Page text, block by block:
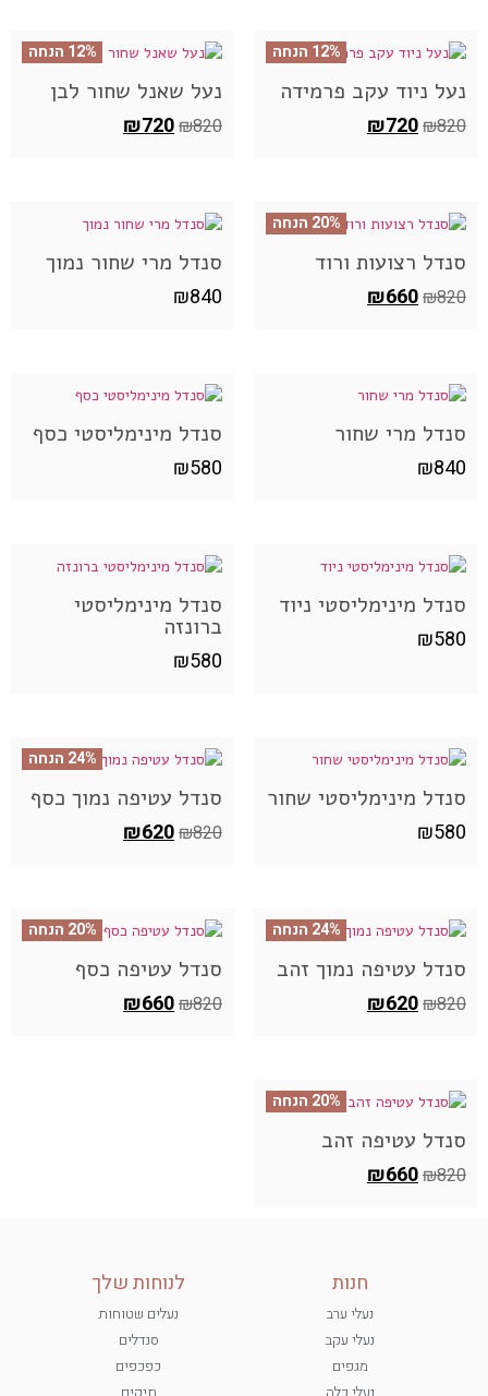
12% הנחה
נעל ניוד עקב פרמידה
₪820
₪720
12% הנחה
נעל שאנל שחור לבן
₪820
₪720
20% הנחה
סנדל רצועות ורוד
₪820
₪660
סנדל מרי שחור נמוך
₪840
סנדל מרי שחור
₪840
סנדל מינימליסטי כסף
₪580
סנדל מינימליסטי ניוד
₪580
סנדל מינימליסטי
ברונזה
₪580
סנדל מינימליסטי שחור
₪580
24% הנחה
סנדל עטיפה נמוך כסף
₪820
₪620
24% הנחה
סנדל עטיפה נמוך זהב
₪820
₪620
20% הנחה
סנדל עטיפה כסף
₪820
₪660
20% הנחה
סנדל עטיפה זהב
₪820
₪660
חנות
נעלי ערב
נעלי עקב
מגפים
לנוחות שלך
נעלים שטוחות
סנדלים
כפכפים